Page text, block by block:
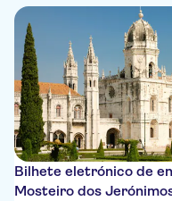
Bilhete eletrónico de
Mosteiro dos